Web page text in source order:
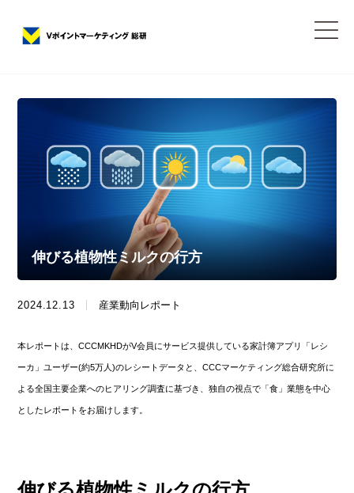
伸びる植物性ミルクの行方
2024.12.13 産業動向レポート
本レポートは、CCCMKHDがV会員にサービス提供している家計簿アプリ「レシ
ーカ」ユーザー(約5万人)のレシートデータと、CCCマーケティング総合研究所に
よる全国主要企業へのヒアリング調査に基づき、独自の視点で「食」業態を中心
としたレポートをお届けします。